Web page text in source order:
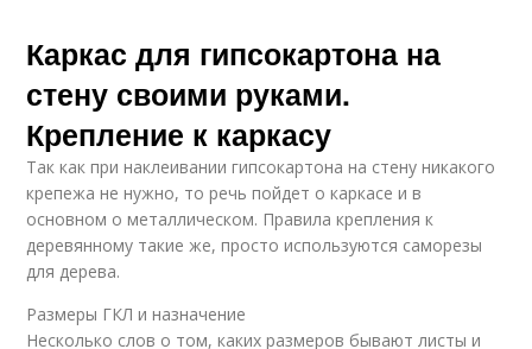
Каркас для гипсокартона на
стену своими руками.
Крепление к каркасу
Так как при наклеивании гипсокартона на стену никакого
крепежа не нужно, то речь пойдет о каркасе и в
основном о металлическом. Правила крепления к
деревянному такие же, просто используются саморезы
для дерева.
Размеры ГКЛ и назначение
Несколько слов о том, каких размеров бывают листы и